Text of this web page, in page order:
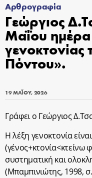
Αρθρογραφία
Γεώργιος
Μαΐου ημέρα
Πόντου».
19 ΜΑΪ́ΟΥ, 2026
Γράφει ο Γεώργιος
Η λέξη γενοκτονία
(γένος+κτονία<κτείνω
συστηματική και
(Μπαμπινιώτης, 1998,